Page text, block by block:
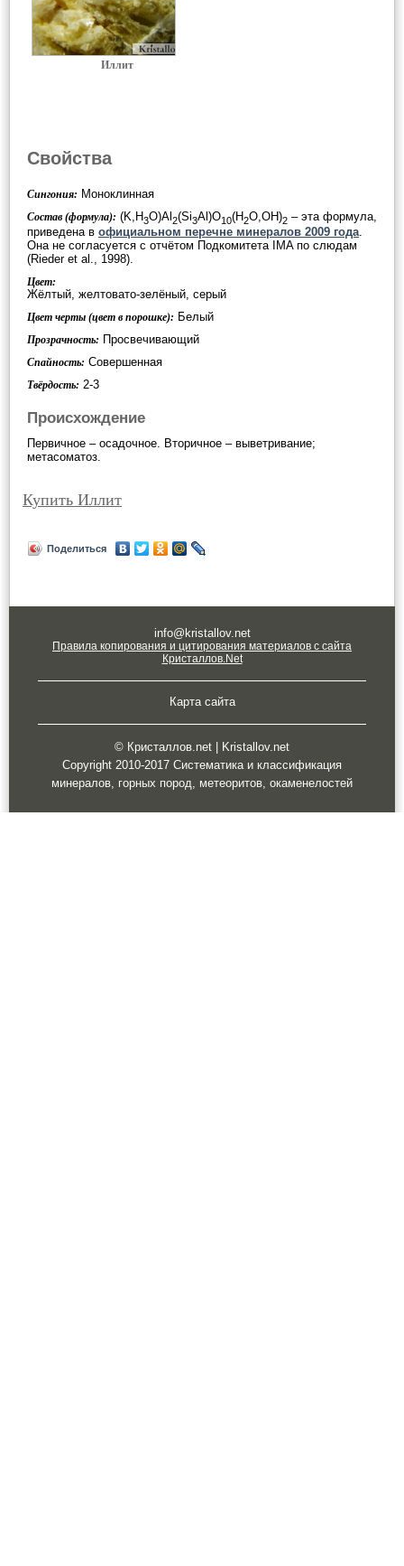
Иллит
Свойства
Сингония: Моноклинная
Состав (формула): (K,H3O)Al2(Si3Al)O10(H2O,OH)2 – эта формула,
приведена в официальном перечне минералов 2009 года.
Она не согласуется с отчётом Подкомитета IMA по слюдам
(Rieder et al., 1998).
Цвет:
Жёлтый, желтовато-зелёный, серый
Цвет черты (цвет в порошке): Белый
Прозрачность: Просвечивающий
Спайность: Совершенная
Твёрдость: 2-3
Происхождение
Первичное – осадочное. Вторичное – выветривание;
метасоматоз.
Купить Иллит
Поделиться
info@kristallov.net
Правила копирования и цитирования материалов с сайта
Кристаллов.Net
Карта сайта
© Кристаллов.net | Kristallov.net
Copyright 2010-2017 Систематика и классификация
минералов, горных пород, метеоритов, окаменелостей